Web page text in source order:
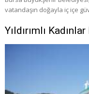
vatandaşın doğayla iç içe
Yıldırımlı